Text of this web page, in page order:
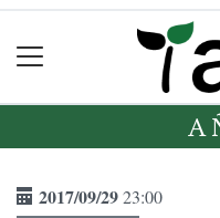
2017/09/2923:00